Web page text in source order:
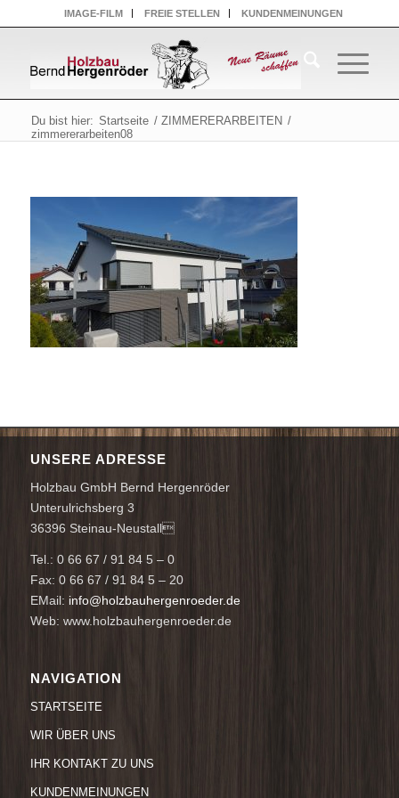
IMAGE-FILM FREIE STELLEN KUNDENMEINUNGEN
Du bist hier: Startseite / ZIMMERERARBEITEN /
zimmererarbeiten08
UNSERE ADRESSE
Holzbau GmbH Bernd Hergenröder
Unterulrichsberg 3
36396 Steinau-Neustall
Tel.: 0 66 67 / 91 84 5 – 0
Fax: 0 66 67 / 91 84 5 – 20
EMail: info@holzbauhergenroeder.de
Web: www.holzbauhergenroeder.de
NAVIGATION
STARTSEITE
WIR ÜBER UNS
IHR KONTAKT ZU UNS
KUNDENMEINUNGEN